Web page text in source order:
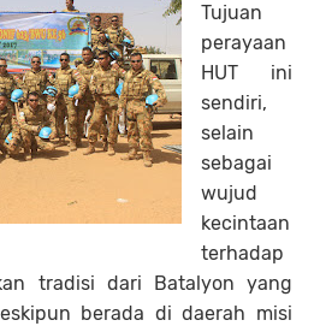
Tujuan
perayaan
HUT ini
sendiri,
selain
sebagai
wujud
kecintaan
terhadap
tradisi dari Batalyon yang
berada di daerah misi